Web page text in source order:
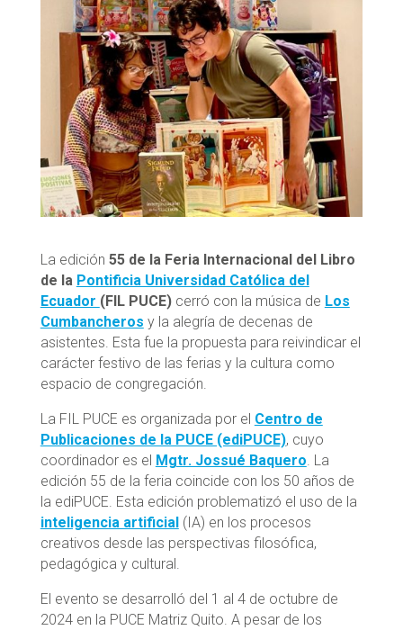
La edición 55 de la Feria Internacional del Libro
de la Pontificia Universidad Católica del
Ecuador (FIL PUCE) cerró con la música de Los
Cumbancheros y la alegría de decenas de
asistentes. Esta fue la propuesta para reivindicar el
carácter festivo de las ferias y la cultura como
espacio de congregación.
La FIL PUCE es organizada por el Centro de
Publicaciones de la PUCE (ediPUCE), cuyo
coordinador es el Mgtr. Jossué Baquero. La
edición 55 de la feria coincide con los 50 años de
la ediPUCE. Esta edición problematizó el uso de la
inteligencia artificial (IA) en los procesos
creativos desde las perspectivas filosófica,
pedagógica y cultural.
El evento se desarrolló del 1 al 4 de octubre de
2024 en la PUCE Matriz Quito. A pesar de los